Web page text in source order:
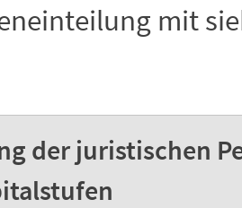
mit
der juristischen